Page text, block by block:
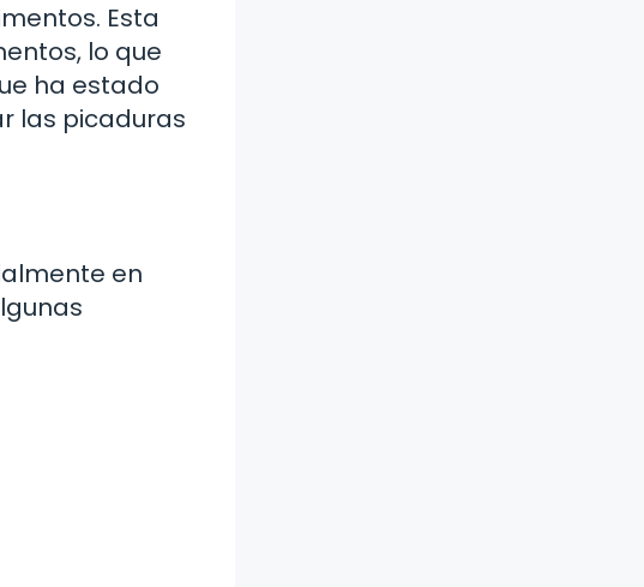
Esta
lo que
ha estado
las picaduras
en